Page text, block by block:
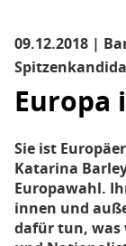
09.12.2018 |
Europa
Sie ist
Katarina
Europawahl.
innen und
dafür tun, was